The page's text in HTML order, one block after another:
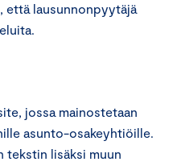
että lausunnonpyytäjä
jossa mainostetaan
asunto-osakeyhtiöille.
tekstin lisäksi muun